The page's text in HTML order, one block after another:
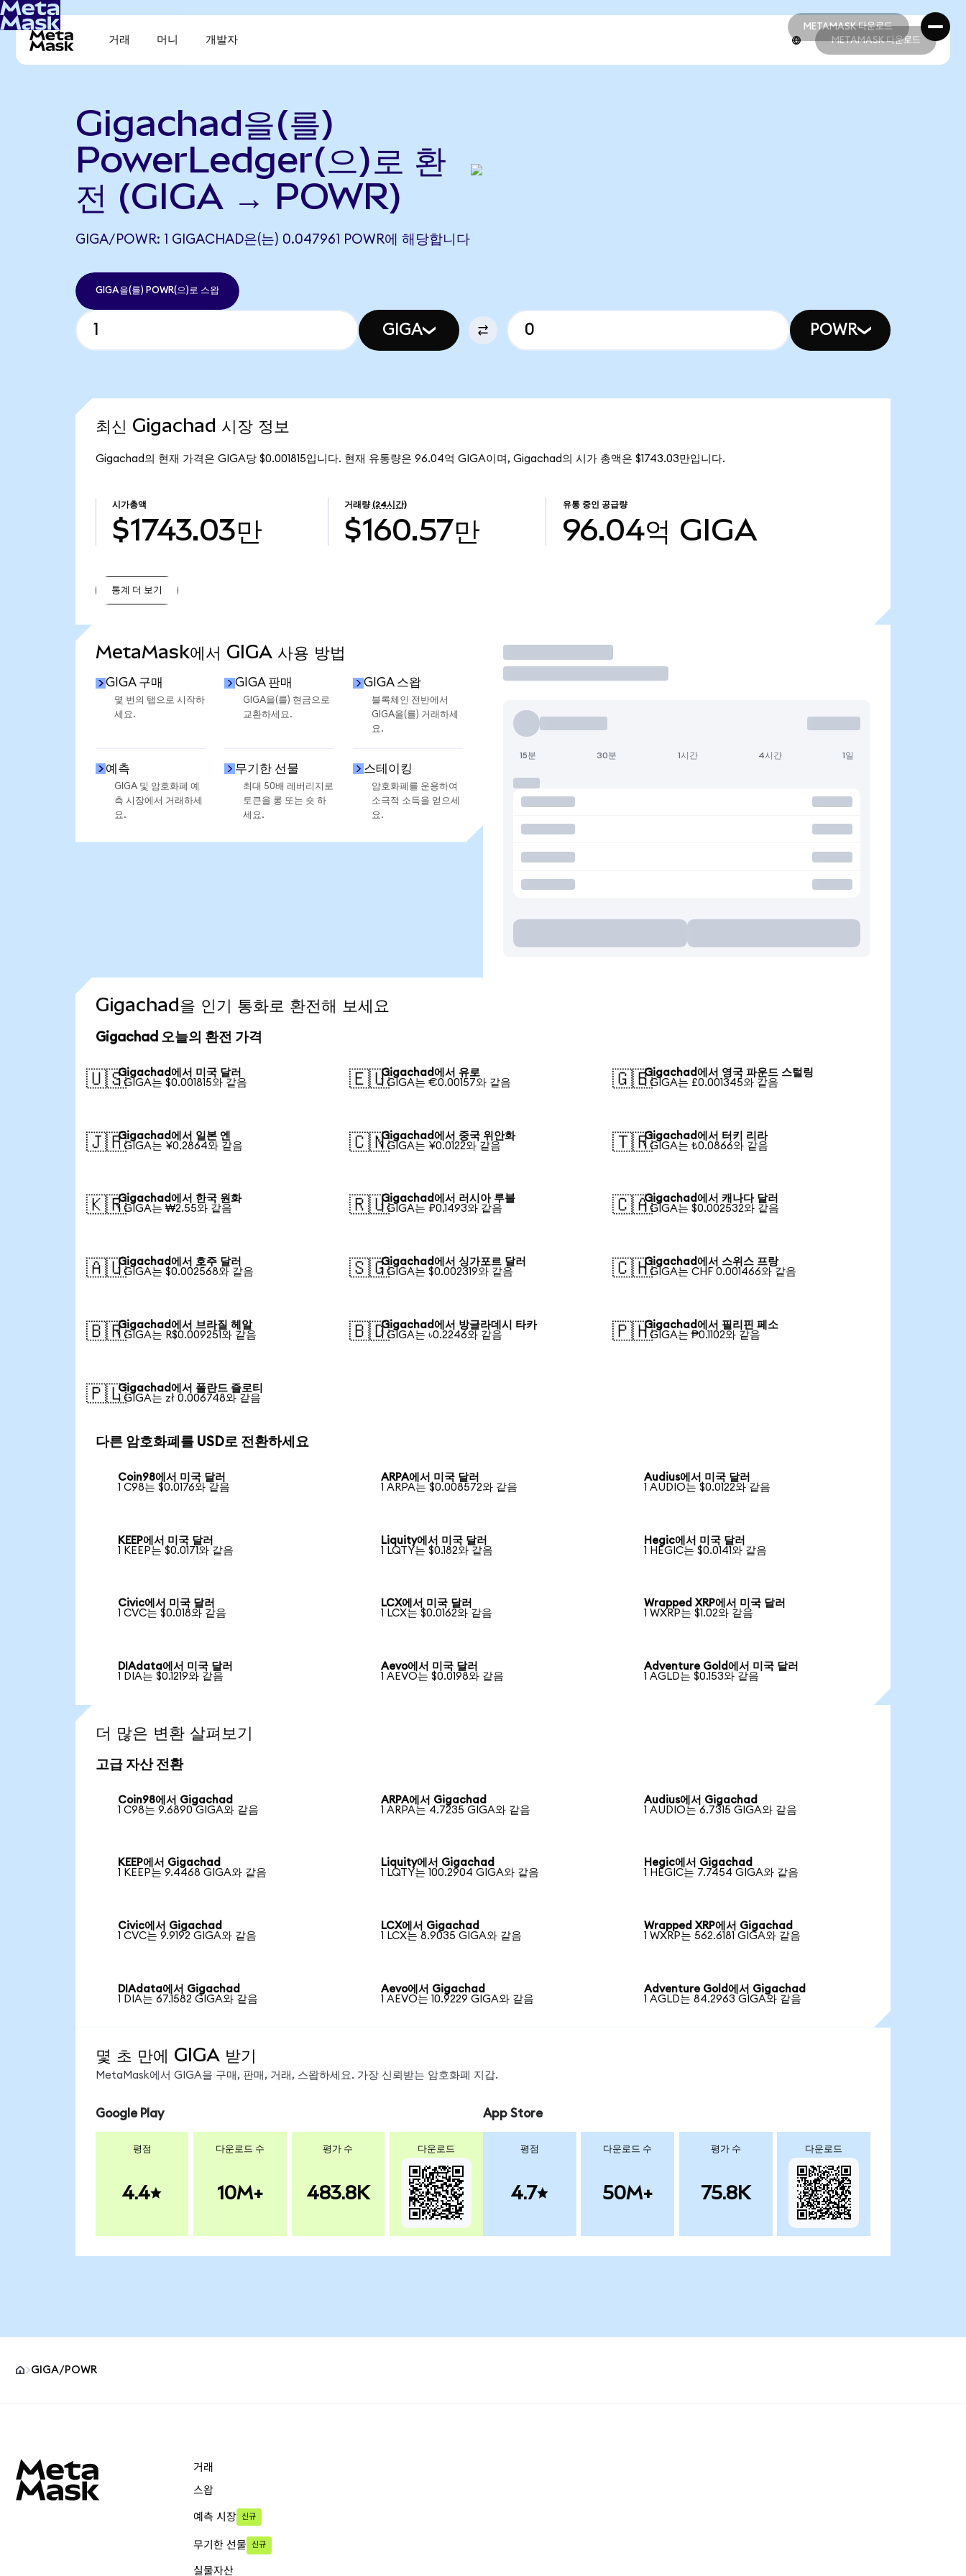
METAMASK 다운로드
METAMASK 다운로드
거래 머니 개발자 METAMASK 다운로드
Gigachad을(를)
PowerLedger(으)로 환
전 (GIGA → POWR)
GIGA/POWR: 1 GIGACHAD은(는) 0.047961 POWR에 해당합니다
GIGA을(를) POWR(으)로 스왑
GIGA POWR
최신 Gigachad 시장 정보
Gigachad의 현재 가격은 GIGA당 $0.001815입니다. 현재 유통량은 96.04억 GIGA이며, Gigachad의 시가 총액은 $1743.03만입니다.
시가총액
$1743.03만
거래량 (24시간)
$160.57만
유통 중인 공급량
96.04억 GIGA
통계 더 보기
MetaMask에서 GIGA 사용 방법
GIGA 구매
몇 번의 탭으로 시작하
세요.
GIGA 판매
GIGA을(를) 현금으로
교환하세요.
GIGA 스왑
블록체인 전반에서
GIGA을(를) 거래하세
요.
예측
GIGA 및 암호화폐 예
측 시장에서 거래하세
요.
무기한 선물
최대 50배 레버리지로
토큰을 롱 또는 숏 하
세요.
스테이킹
암호화폐를 운용하여
소극적 소득을 얻으세
요.
거래
15분 30분 1시간 4시간 1일
Gigachad을 인기 통화로 환전해 보세요
Gigachad 오늘의 환전 가격
🇺🇸Gigachad에서 미국 달러
1 GIGA는 $0.001815와 같음
🇪🇺Gigachad에서 유로
1 GIGA는 €0.00157와 같음
🇬🇧Gigachad에서 영국 파운드 스털링
1 GIGA는 £0.001345와 같음
🇯🇵Gigachad에서 일본 엔
1 GIGA는 ¥0.2864와 같음
🇨🇳Gigachad에서 중국 위안화
1 GIGA는 ¥0.0122와 같음
🇹🇷Gigachad에서 터키 리라
1 GIGA는 ₺0.0866와 같음
🇰🇷Gigachad에서 한국 원화
1 GIGA는 ₩2.55와 같음
🇷🇺Gigachad에서 러시아 루블
1 GIGA는 ₽0.1493와 같음
🇨🇦Gigachad에서 캐나다 달러
1 GIGA는 $0.002532와 같음
🇦🇺Gigachad에서 호주 달러
1 GIGA는 $0.002568와 같음
🇸🇬Gigachad에서 싱가포르 달러
1 GIGA는 $0.002319와 같음
🇨🇭Gigachad에서 스위스 프랑
1 GIGA는 CHF 0.001466와 같음
🇧🇷Gigachad에서 브라질 헤알
1 GIGA는 R$0.009251와 같음
🇧🇩Gigachad에서 방글라데시 타카
1 GIGA는 ৳0.2246와 같음
🇵🇭Gigachad에서 필리핀 페소
1 GIGA는 ₱0.1102와 같음
🇵🇱Gigachad에서 폴란드 즐로티
1 GIGA는 zł 0.006748와 같음
다른 암호화폐를 USD로 전환하세요
Coin98에서 미국 달러
1 C98는 $0.0176와 같음
ARPA에서 미국 달러
1 ARPA는 $0.008572와 같음
Audius에서 미국 달러
1 AUDIO는 $0.0122와 같음
KEEP에서 미국 달러
1 KEEP는 $0.0171와 같음
Liquity에서 미국 달러
1 LQTY는 $0.182와 같음
Hegic에서 미국 달러
1 HEGIC는 $0.0141와 같음
Civic에서 미국 달러
1 CVC는 $0.018와 같음
LCX에서 미국 달러
1 LCX는 $0.0162와 같음
Wrapped XRP에서 미국 달러
1 WXRP는 $1.02와 같음
DIAdata에서 미국 달러
1 DIA는 $0.1219와 같음
Aevo에서 미국 달러
1 AEVO는 $0.0198와 같음
Adventure Gold에서 미국 달러
1 AGLD는 $0.153와 같음
더 많은 변환 살펴보기
고급 자산 전환
Coin98에서 Gigachad
1 C98는 9.6890 GIGA와 같음
ARPA에서 Gigachad
1 ARPA는 4.7235 GIGA와 같음
Audius에서 Gigachad
1 AUDIO는 6.7315 GIGA와 같음
KEEP에서 Gigachad
1 KEEP는 9.4468 GIGA와 같음
Liquity에서 Gigachad
1 LQTY는 100.2904 GIGA와 같음
Hegic에서 Gigachad
1 HEGIC는 7.7454 GIGA와 같음
Civic에서 Gigachad
1 CVC는 9.9192 GIGA와 같음
LCX에서 Gigachad
1 LCX는 8.9035 GIGA와 같음
Wrapped XRP에서 Gigachad
1 WXRP는 562.6181 GIGA와 같음
DIAdata에서 Gigachad
1 DIA는 67.1582 GIGA와 같음
Aevo에서 Gigachad
1 AEVO는 10.9229 GIGA와 같음
Adventure Gold에서 Gigachad
1 AGLD는 84.2963 GIGA와 같음
몇 초 만에 GIGA 받기
MetaMask에서 GIGA을 구매, 판매, 거래, 스왑하세요. 가장 신뢰받는 암호화폐 지갑.
Google Play
평점
4.4
다운로드 수
10M+
평가 수
483.8K
다운로드
App Store
평점
4.7
다운로드 수
50M+
평가 수
75.8K
다운로드
GIGA/POWR
거래
스왑
예측 시장 신규
무기한 선물 신규
실물자산